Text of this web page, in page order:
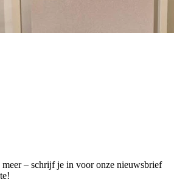
– schrijf je in voor onze nieuwsbrief